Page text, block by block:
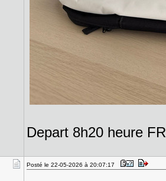
Depart 8h20 heure
Posté le 22-05-2026 à 20:07:17